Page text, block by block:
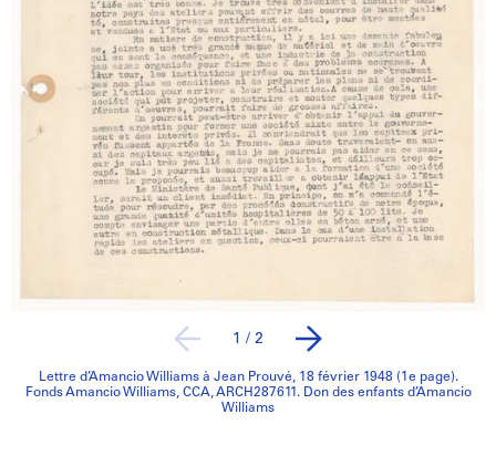
Lettre d’Amancio Williams à Jean Prouvé, 18 février 1948 (1e page).
Fonds Amancio Williams, CCA, ARCH287611. Don des enfants d’Amancio
Williams
1 / 2